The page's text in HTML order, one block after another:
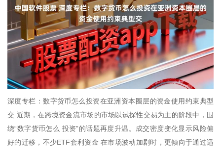
深度专栏：数字货币怎么投资在亚洲资本圈层的资金使用约束典型
交 近期，在跨境资金流市场的市场以试探性交易为主的阶段中，围
绕“数字货币怎么 投资”的话题再度升温。成交密度变化显示风险偏
好的迁移，不少ETF套利资金 在市场波动加剧时，更倾向于通过适